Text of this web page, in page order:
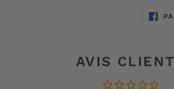
AVIS